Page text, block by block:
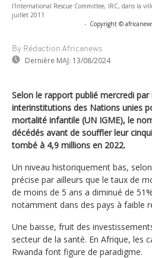
l'International Rescue Committee, IRC, dans la
juillet 2011
- Copyright ©
By Rédaction Africanews
Dernière MAJ: 13/08/2024
Selon le rapport publié mercredi par
interinstitutions des Nations unies
mortalité infantile (UN IGME), le
décédés avant de souffler leur
tombé à 4,9 millions en 2022.
Un niveau historiquement bas,
précise par ailleurs que le taux de
de moins de 5 ans a diminué de
notamment dans des pays à faible
Une baisse, fruit des
secteur de la santé. En Afrique, les
Rwanda font figure de paradigme.